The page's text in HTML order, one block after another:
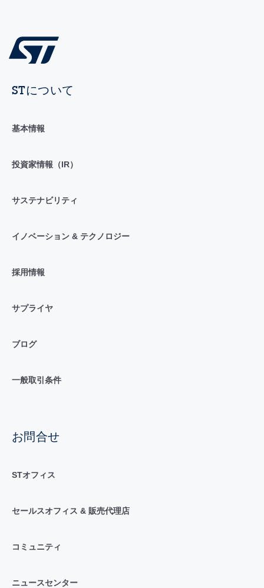
STについて
基本情報
投資家情報（IR）
サステナビリティ
イノベーション & テクノロジー
採用情報
サプライヤ
ブログ
一般取引条件
お問合せ
STオフィス
セールスオフィス & 販売代理店
コミュニティ
ニュースセンター